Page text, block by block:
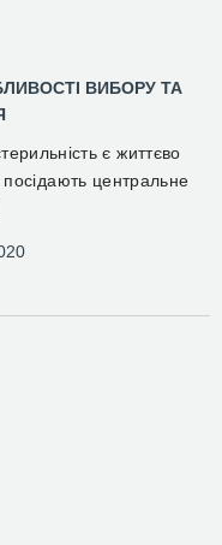
ВИБОРУ ТА
є життєво
посідають центральне